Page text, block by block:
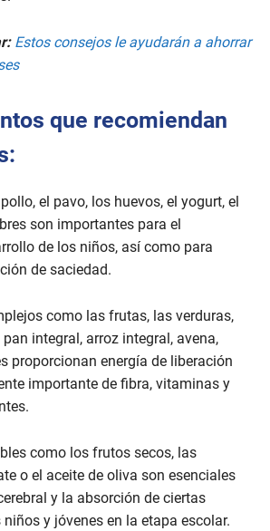
Estos consejos le ayudarán a ahorrar
que recomiendan
el pavo, los huevos, el yogurt, el
son importantes para el
de los niños, así como para
de saciedad.
como las frutas, las verduras,
integral, arroz integral, avena,
proporcionan energía de liberación
importante de fibra, vitaminas y
como los frutos secos, las
o el aceite de oliva son esenciales
y la absorción de ciertas
y jóvenes en la etapa escolar.